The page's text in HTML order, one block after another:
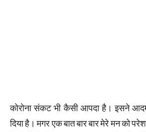
कोरोना संकट भी कैसी आपदा है। इसने
दिया है। मगर एक बात बार बार मेरे मन को